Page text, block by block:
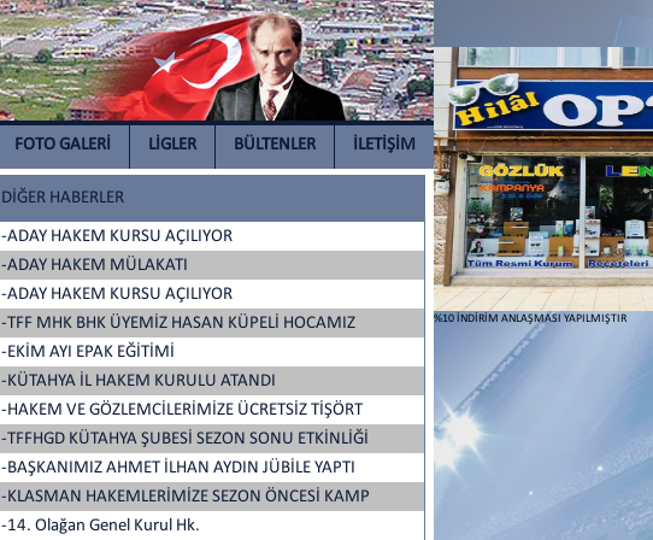
FOTO GALERİ LİGLER BÜLTENLER İLETİŞİM
DİĞER HABERLER
-ADAY HAKEM KURSU AÇILIYOR
-ADAY HAKEM MÜLAKATI
-ADAY HAKEM KURSU AÇILIYOR
-TFF MHK BHK ÜYEMİZ HASAN KÜPELİ HOCAMIZ
-EKİM AYI EPAK EĞİTİMİ
-KÜTAHYA İL HAKEM KURULU ATANDI
-HAKEM VE GÖZLEMCİLERİMİZE ÜCRETSİZ TİŞÖRT
-TFFHGD KÜTAHYA ŞUBESİ SEZON SONU ETKİNLİĞİ
-BAŞKANIMIZ AHMET İLHAN AYDIN JÜBİLE YAPTI
-KLASMAN HAKEMLERİMİZE SEZON ÖNCESİ KAMP
-14. Olağan Genel Kurul Hk.
%10 İNDİRİM ANLAŞMASI YAPILMIŞTIR